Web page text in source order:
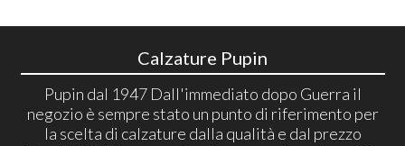
Calzature Pupin
Pupin dal 1947 Dall'immediato dopo Guerra il
negozio è sempre stato un punto di riferimento per
la scelta di calzature dalla qualità e dal prezzo